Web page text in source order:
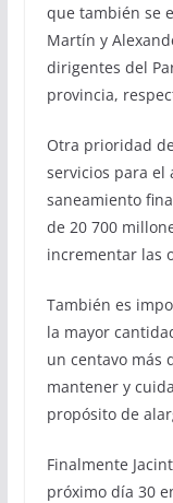
que también se
Martín y
dirigentes del
provincia,
Otra prioridad
servicios para el
saneamiento
de 20 700
incrementar las
También es
la mayor
un centavo más
mantener y
propósito de
Finalmente
próximo día 30